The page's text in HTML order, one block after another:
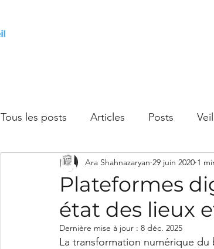
Tous les posts Articles Posts
Plateformes
état des lieux
Ara Shahnazaryan 29 juin 2020 1
Dernière mise à jour : 8 déc. 2025
La transformation numérique